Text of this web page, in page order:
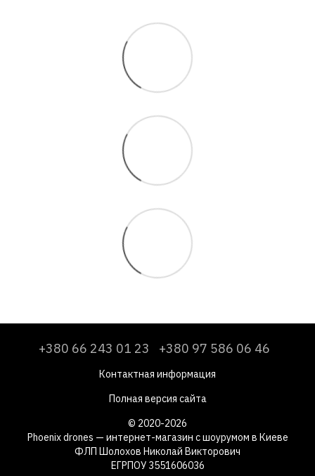
+380 66 243 01 23 +380 97 586 06 46
Контактная информация
Полная версия сайта
© 2020-2026
Phoenix drones — интернет-магазин с шоурумом в Киеве
ФЛП Шолохов Николай Викторович
ЕГРПОУ 3551606036